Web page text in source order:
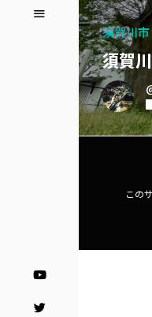
須賀川市
須賀
この